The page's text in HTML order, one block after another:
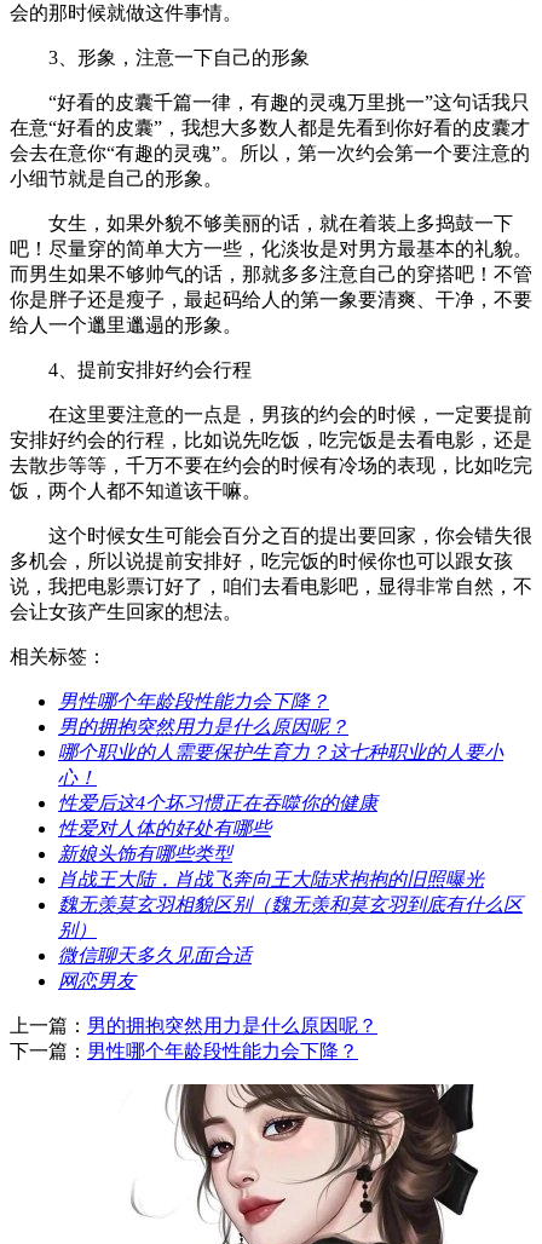
会的那时候就做这件事情。
3、形象，注意一下自己的形象
“好看的皮囊千篇一律，有趣的灵魂万里挑一”这句话我只
在意“好看的皮囊”，我想大多数人都是先看到你好看的皮囊才
会去在意你“有趣的灵魂”。所以，第一次约会第一个要注意的
小细节就是自己的形象。
女生，如果外貌不够美丽的话，就在着装上多捣鼓一下
吧！尽量穿的简单大方一些，化淡妆是对男方最基本的礼貌。
而男生如果不够帅气的话，那就多多注意自己的穿搭吧！不管
你是胖子还是瘦子，最起码给人的第一象要清爽、干净，不要
给人一个邋里邋遢的形象。
4、提前安排好约会行程
在这里要注意的一点是，男孩的约会的时候，一定要提前
安排好约会的行程，比如说先吃饭，吃完饭是去看电影，还是
去散步等等，千万不要在约会的时候有冷场的表现，比如吃完
饭，两个人都不知道该干嘛。
这个时候女生可能会百分之百的提出要回家，你会错失很
多机会，所以说提前安排好，吃完饭的时候你也可以跟女孩
说，我把电影票订好了，咱们去看电影吧，显得非常自然，不
会让女孩产生回家的想法。
相关标签：
​男性哪个年龄段性能力会下降？
​男的拥抱突然用力是什么原因呢？
​哪个职业的人需要保护生育力？这七种职业的人要小
心！
​性爱后这4个坏习惯正在吞噬你的健康
​性爱对人体的好处有哪些
​新娘头饰有哪些类型
​肖战王大陆，肖战飞奔向王大陆求抱抱的旧照曝光
​魏无羡莫玄羽相貌区别（魏无羡和莫玄羽到底有什么区
别）
​微信聊天多久见面合适
​网恋男友
上一篇： ​男的拥抱突然用力是什么原因呢？
下一篇： ​男性哪个年龄段性能力会下降？